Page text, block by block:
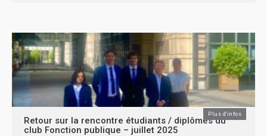
Retour sur la rencontre étudiants / diplômés du
club Fonction publique – juillet 2025
Plus d'infos